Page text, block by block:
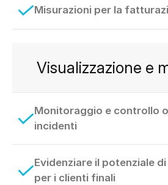
Misurazioni per la
Visualizzazione e
Monitoraggio e controllo
incidenti
Evidenziare il potenziale
per i clienti finali